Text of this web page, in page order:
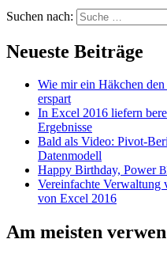
Suchen nach:
Neueste Beiträge
Wie mir ein Häkchen den
erspart
In Excel 2016 liefern
Ergebnisse
Bald als Video: Pivot-
Datenmodell
Happy Birthday, Power
Vereinfachte Verwaltung
von Excel 2016
Am meisten